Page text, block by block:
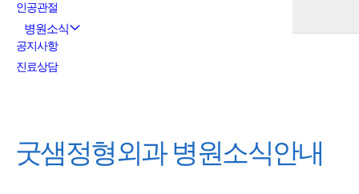
인공관절
병원소식
공지사항
진료상담
굿샘정형외과병원소식안내